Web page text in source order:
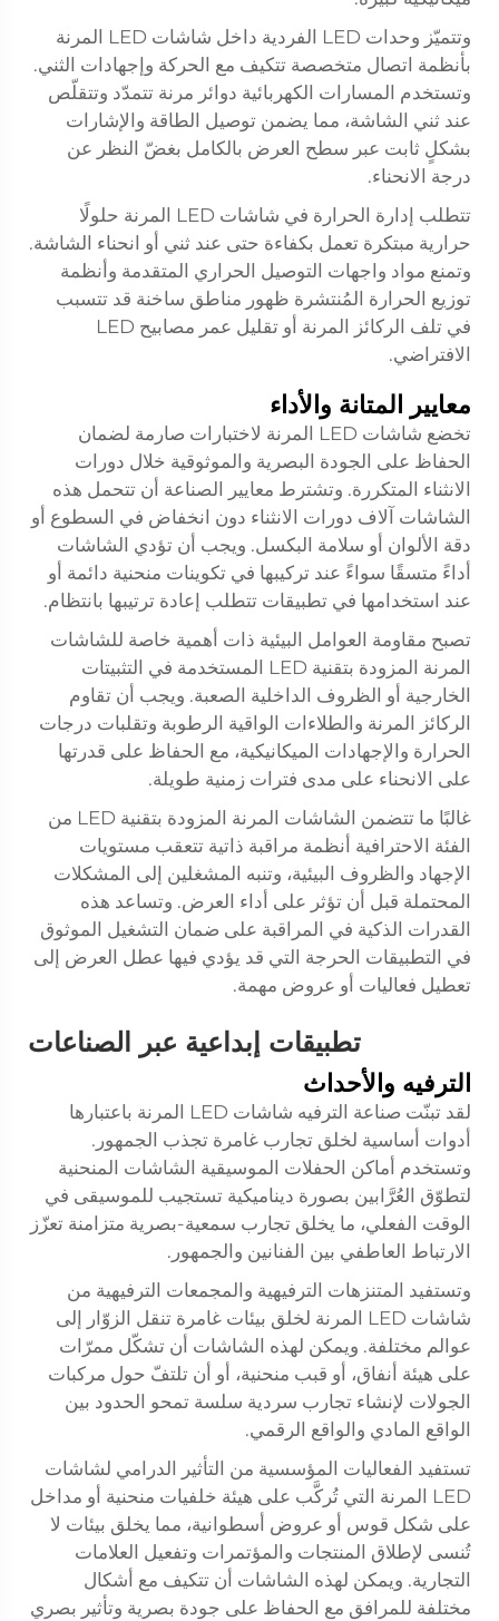
وتتميّز وحدات LED الفردية داخل شاشات LED المرنة
بأنظمة اتصال متخصصة تتكيف مع الحركة وإجهادات الثني.
وتستخدم المسارات الكهربائية دوائر مرنة تتمدّد وتتقلّص
عند ثني الشاشة، مما يضمن توصيل الطاقة والإشارات
بشكلٍ ثابت عبر سطح العرض بالكامل بغضّ النظر عن
درجة الانحناء.
تتطلب إدارة الحرارة في شاشات LED المرنة حلولًا
حرارية مبتكرة تعمل بكفاءة حتى عند ثني أو انحناء الشاشة.
وتمنع مواد واجهات التوصيل الحراري المتقدمة وأنظمة
توزيع الحرارة المُنتشرة ظهور مناطق ساخنة قد تتسبب
في تلف الركائز المرنة أو تقليل عمر مصابيح LED
الافتراضي.
معايير المتانة والأداء
تخضع شاشات LED المرنة لاختبارات صارمة لضمان
الحفاظ على الجودة البصرية والموثوقية خلال دورات
الانثناء المتكررة. وتشترط معايير الصناعة أن تتحمل هذه
الشاشات آلاف دورات الانثناء دون انخفاض في السطوع أو
دقة الألوان أو سلامة البكسل. ويجب أن تؤدي الشاشات
أداءً متسقًا سواءً عند تركيبها في تكوينات منحنية دائمة أو
عند استخدامها في تطبيقات تتطلب إعادة ترتيبها بانتظام.
تصبح مقاومة العوامل البيئية ذات أهمية خاصة للشاشات
المرنة المزودة بتقنية LED المستخدمة في التثبيتات
الخارجية أو الظروف الداخلية الصعبة. ويجب أن تقاوم
الركائز المرنة والطلاءات الواقية الرطوبة وتقلبات درجات
الحرارة والإجهادات الميكانيكية، مع الحفاظ على قدرتها
على الانحناء على مدى فترات زمنية طويلة.
غالبًا ما تتضمن الشاشات المرنة المزودة بتقنية LED من
الفئة الاحترافية أنظمة مراقبة ذاتية تتعقب مستويات
الإجهاد والظروف البيئية، وتنبه المشغلين إلى المشكلات
المحتملة قبل أن تؤثر على أداء العرض. وتساعد هذه
القدرات الذكية في المراقبة على ضمان التشغيل الموثوق
في التطبيقات الحرجة التي قد يؤدي فيها عطل العرض إلى
تعطيل فعاليات أو عروض مهمة.
تطبيقات إبداعية عبر الصناعات
الترفيه والأحداث
لقد تبنّت صناعة الترفيه شاشات LED المرنة باعتبارها
أدوات أساسية لخلق تجارب غامرة تجذب الجمهور.
وتستخدم أماكن الحفلات الموسيقية الشاشات المنحنية
لتطوّق العُرَّابين بصورة ديناميكية تستجيب للموسيقى في
الوقت الفعلي، ما يخلق تجارب سمعية-بصرية متزامنة تعزّز
الارتباط العاطفي بين الفنانين والجمهور.
وتستفيد المتنزهات الترفيهية والمجمعات الترفيهية من
شاشات LED المرنة لخلق بيئات غامرة تنقل الزوّار إلى
عوالم مختلفة. ويمكن لهذه الشاشات أن تشكّل ممرّات
على هيئة أنفاق، أو قبب منحنية، أو أن تلتفّ حول مركبات
الجولات لإنشاء تجارب سردية سلسة تمحو الحدود بين
الواقع المادي والواقع الرقمي.
تستفيد الفعاليات المؤسسية من التأثير الدرامي لشاشات
LED المرنة التي تُركَّب على هيئة خلفيات منحنية أو مداخل
على شكل قوس أو عروض أسطوانية، مما يخلق بيئات لا
تُنسى لإطلاق المنتجات والمؤتمرات وتفعيل العلامات
التجارية. ويمكن لهذه الشاشات أن تتكيف مع أشكال
مختلفة للمرافق مع الحفاظ على جودة بصرية وتأثير بصري